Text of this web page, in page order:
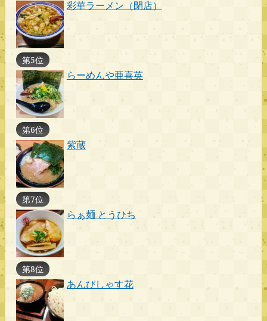
彩華ラーメン（閉店）
第5位
らーめんや亜喜英
第6位
紫蔵
第7位
らぁ麺 とうひち
第8位
あんびしゃす花